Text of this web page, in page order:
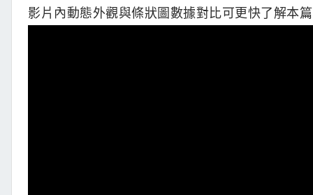
影片內動態外觀與條狀圖數據對比可更快了解本